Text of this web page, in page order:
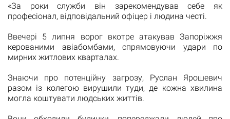
«За роки служби він зарекомендував себе як
професіонал, відповідальний офіцер і людина честі.
Ввечері 5 липня ворог вкотре атакував Запоріжжя
керованими авіабомбами, спрямовуючи удари по
мирних житлових кварталах.
Знаючи про потенційну загрозу, Руслан Ярошевич
разом із колегою вирушили туди, де кожна хвилина
могла коштувати людських життів.